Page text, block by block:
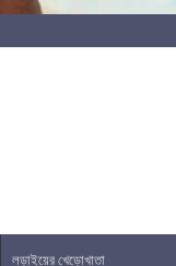
লড়াইয়ের খেড়োখাতা